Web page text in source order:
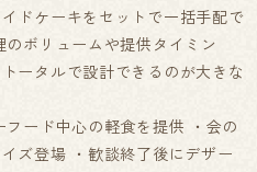
ドケーキをセットで一括手配で
ボリュームや提供タイミン
ータルで設計できるのが大きな
ード中心の軽食を提供 ・会の
ズ登場 ・歓談終了後にデザー